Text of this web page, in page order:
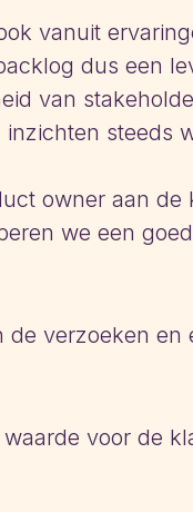
vanuit
dus een
van
steeds
owner aan de
we een
verzoeken en
voor de